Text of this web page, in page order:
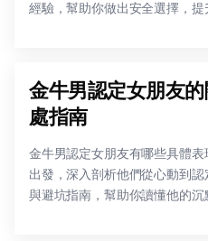
經驗，幫助你做出安全選擇，提
金牛男認定女朋友
處指南
金牛男認定女朋友有哪些具體
出發，深入剖析他們從心動到
與避坑指南，幫助你讀懂他的沉